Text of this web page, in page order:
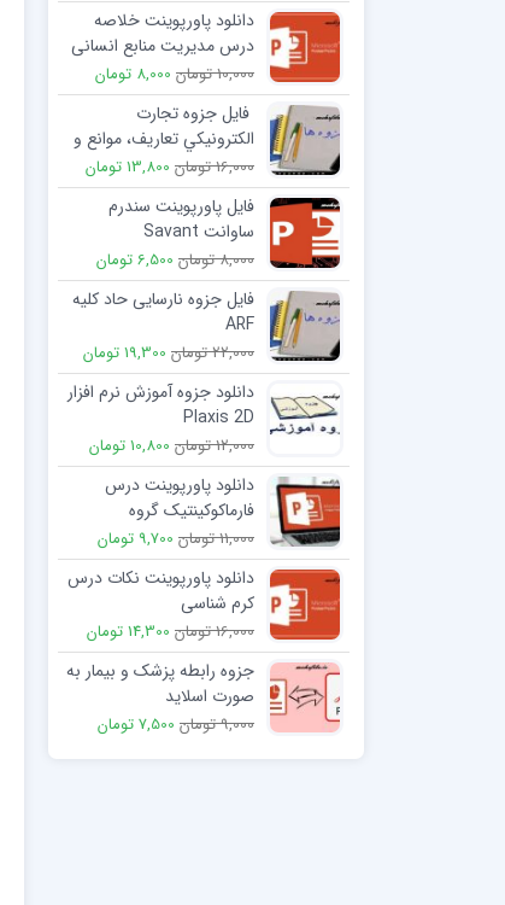
دانلود پاورپوینت خلاصه
درس مدیریت منابع انسانی
(هفت فصل کتاب)
10,000 تومان 8,000 تومان
فایل جزوه تجارت
الكترونيكي تعاريف، موانع و
راهكارها
16,000 تومان 13,800 تومان
فایل پاورپوینت سندرم
ساوانت Savant
syndrome
8,000 تومان 6,500 تومان
فایل جزوه نارسایی حاد کلیه
ARF
22,000 تومان 19,300 تومان
دانلود جزوه آموزش نرم افزار
Plaxis 2D
12,000 تومان 10,800 تومان
دانلود پاورپوینت درس
فارماکوکینتیک گروه
فارماکولوژی
11,000 تومان 9,700 تومان
دانلود پاورپوینت نکات درس
کرم شناسی
16,000 تومان 14,300 تومان
جزوه رابطه پزشک و بیمار به
صورت اسلاید
9,000 تومان 7,500 تومان